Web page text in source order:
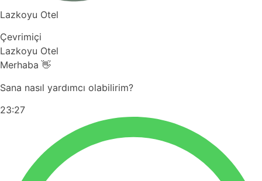
Lazkoyu Otel
Çevrimiçi
Lazkoyu Otel
Merhaba 👋
Sana nasıl yardımcı olabilirim?
23:27